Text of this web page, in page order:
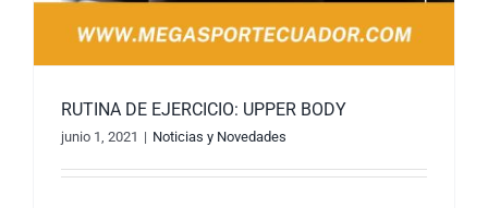
RUTINA DE EJERCICIO: UPPER BODY
junio 1, 2021 | Noticias y Novedades